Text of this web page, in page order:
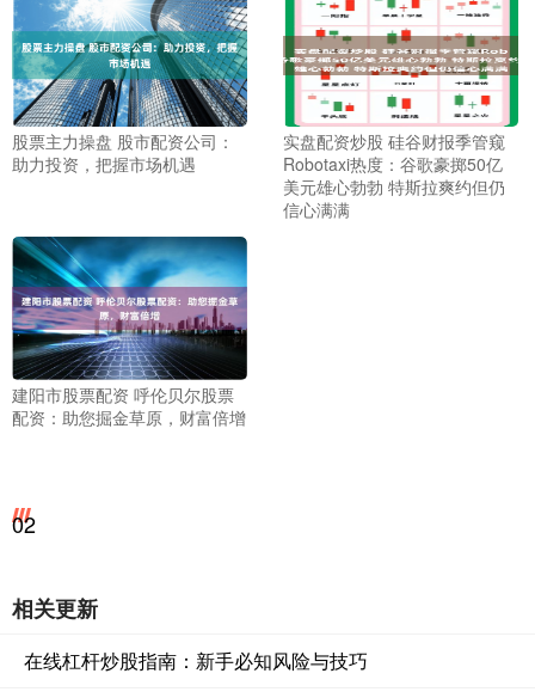
股票主力操盘 股市配资公司：
助力投资，把握市场机遇
实盘配资炒股 硅谷财报季管窥
Robotaxi热度：谷歌豪掷50亿
美元雄心勃勃 特斯拉爽约但仍
信心满满
建阳市股票配资 呼伦贝尔股票
配资：助您掘金草原，财富倍增
02
相关更新
在线杠杆炒股指南：新手必知风险与技巧